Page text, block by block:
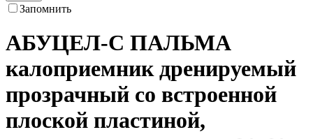
Запомнить
АБУЦЕЛ-С ПАЛЬМА
калоприемник дренируемый
прозрачный со встроенной
плоской пластиной,